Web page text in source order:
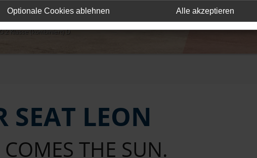
2 Klasse (kombiniert) D
SEAT LEON
COMES THE SUN.
Optionale Cookies ablehnen Alle akzeptieren